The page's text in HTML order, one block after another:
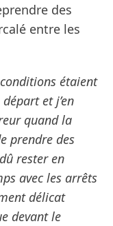
des
entre les
étaient
et j’en
quand la
prendre des
rester en
avec les arrêts
délicat
devant le